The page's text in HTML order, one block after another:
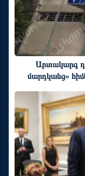
Արտակարգ
մարդկանց»